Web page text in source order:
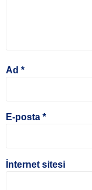
Ad *
E-posta *
İnternet sitesi